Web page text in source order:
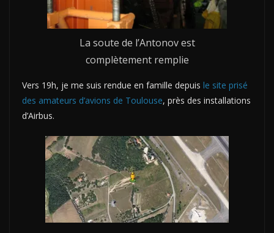
La soute de l’Antonov est
complètement remplie
Vers 19h, je me suis rendue en famille depuis le site prisé
des amateurs d’avions de Toulouse, près des installations
d’Airbus.